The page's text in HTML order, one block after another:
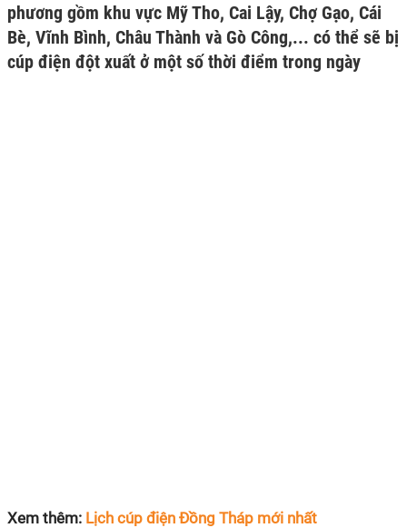
phương gồm khu vực Mỹ Tho, Cai Lậy, Chợ Gạo, Cái
Bè, Vĩnh Bình, Châu Thành và Gò Công,... có thể sẽ bị
cúp điện đột xuất ở một số thời điểm trong ngày
Xem thêm: Lịch cúp điện Đồng Tháp mới nhất